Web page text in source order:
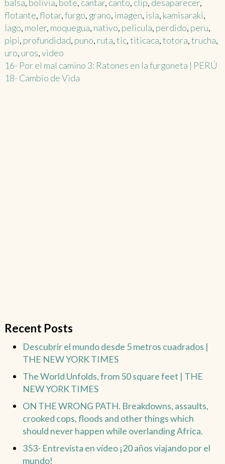
balsa, bolivia, bote, cantar, canto, clip, desaparecer,
flotante,flotar,furgo, grano, imagen, isla, kamisaraki,
lago, moler, moquegua, nativo, pelicula, perdido, peru,
pipi, profundidad, puno, ruta,tic,titicaca,totora,trucha,
uro, uros,video
Post
navigation
16- Por el mal camino 3: Ratones en la furgoneta | PERÚ
18- Cambio de Vida
Recent Posts
Descubrir el mundo desde 5 metros cuadrados |
THE NEW YORK TIMES
The World Unfolds, from 50 square feet | THE
NEW YORK TIMES
ON THE WRONG PATH. Breakdowns, assaults,
crooked cops, floods and other things which
should never happen while overlanding Africa.
353- Entrevista en video ¡20 años viajando por el
mundo!